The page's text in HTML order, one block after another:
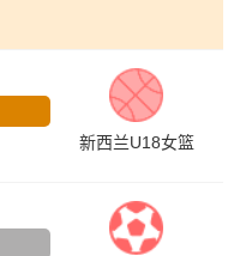
新西兰U18女篮